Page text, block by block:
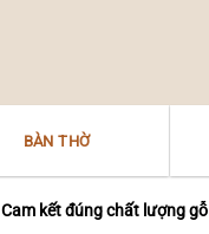
Bộ
Nữ
Nam
Bộ
BÀN THỜ
Cam kết đúng chất lượng gỗ